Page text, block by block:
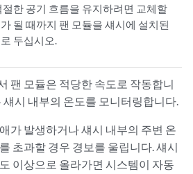
절한 공기 흐름을 유지하려면 교체할
될 때까지 팬 모듈을 섀시에 설치된
두십시오.
팬 모듈은 적당한 속도로 작동합니
섀시 내부의 온도를 모니터링합니다.
가 발생하거나 섀시 내부의 주변 온
초과할 경우 경보를 울립니다. 섀시
이상으로 올라가면 시스템이 자동